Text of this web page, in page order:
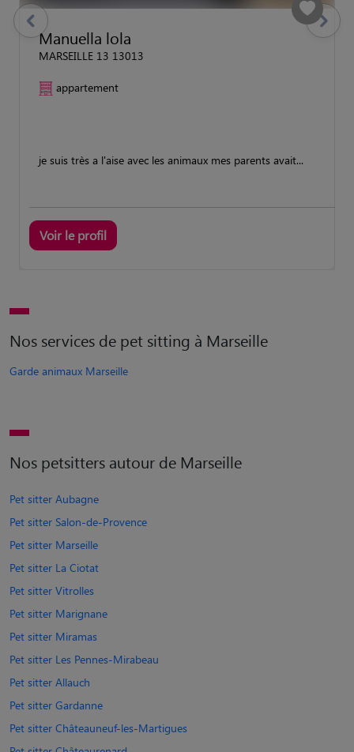
Manuella lola
MARSEILLE 13 13013
appartement
je suis très a l'aise avec les animaux mes parents avait...
Voir le profil
previous Suivant
Nos services de pet sitting à Marseille
Garde animaux Marseille
Nos petsitters autour de Marseille
Pet sitter Aubagne
Pet sitter Salon-de-Provence
Pet sitter Marseille
Pet sitter La Ciotat
Pet sitter Vitrolles
Pet sitter Marignane
Pet sitter Miramas
Pet sitter Les Pennes-Mirabeau
Pet sitter Allauch
Pet sitter Gardanne
Pet sitter Châteauneuf-les-Martigues